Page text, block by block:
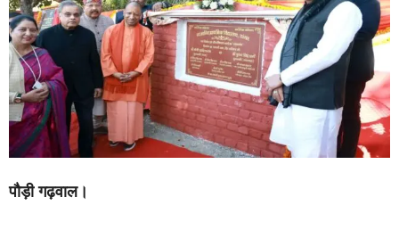
पौड़ी गढ़वाल।